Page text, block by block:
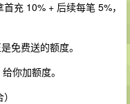
充 10% + 后续每笔 5%，
免费送的额度。
你加额度。